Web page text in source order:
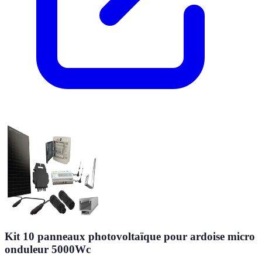
Kit 10 panneaux photovoltaïque pour ardoise micro
onduleur 5000Wc